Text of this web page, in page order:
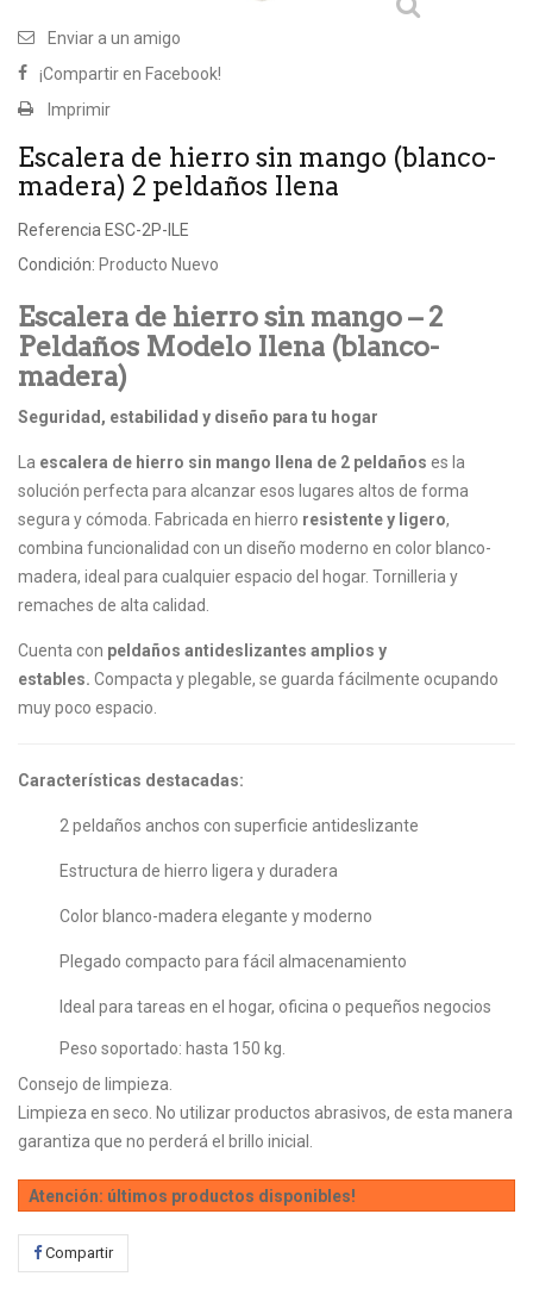
Enviar a un amigo
¡Compartir en Facebook!
Imprimir
Escalera de hierro sin mango (blanco-
madera) 2 peldaños Ilena
Referencia ESC-2P-ILE
Condición: Producto Nuevo
Escalera de hierro sin mango – 2
Peldaños Modelo Ilena (blanco-
madera)
Seguridad, estabilidad y diseño para tu hogar
La escalera de hierro sin mango Ilena de 2 peldaños es la
solución perfecta para alcanzar esos lugares altos de forma
segura y cómoda. Fabricada en hierro resistente y ligero,
combina funcionalidad con un diseño moderno en color blanco-
madera, ideal para cualquier espacio del hogar. Tornilleria y
remaches de alta calidad.
Cuenta con peldaños antideslizantes amplios y
estables. Compacta y plegable, se guarda fácilmente ocupando
muy poco espacio.
Características destacadas:
2 peldaños anchos con superficie antideslizante
Estructura de hierro ligera y duradera
Color blanco-madera elegante y moderno
Plegado compacto para fácil almacenamiento
Ideal para tareas en el hogar, oficina o pequeños negocios
Peso soportado: hasta 150 kg.
Consejo de limpieza.
Limpieza en seco. No utilizarproductos abrasivos, de esta manera
garantiza que no perderá el brillo inicial.
Atención: últimos productos disponibles!
Compartir